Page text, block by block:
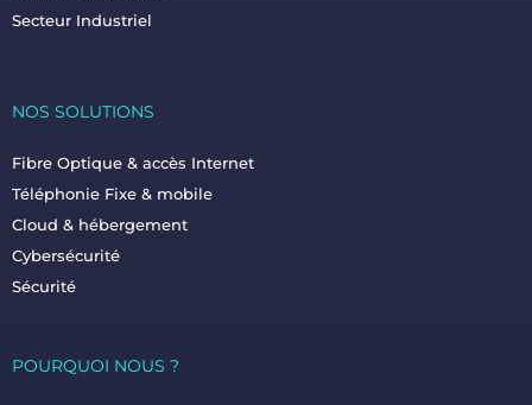
Secteur Industriel
NOS SOLUTIONS
Fibre Optique & accès Internet
Téléphonie Fixe & mobile
Cloud & hébergement
Cybersécurité
Sécurité
POURQUOI NOUS ?